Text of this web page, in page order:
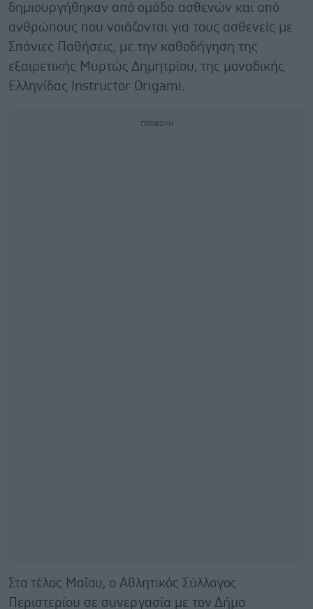
δημιουργήθηκαν από ομάδα ασθενών και από
ανθρώπους που νοιάζονται για τους ασθενείς με
Σπάνιες Παθήσεις, με την καθοδήγηση της
εξαιρετικής Μυρτώς Δημητρίου, της μοναδικής
Ελληνίδας Instructor Origami.
Στο τέλος Μαΐου, ο Αθλητικός Σύλλογος
Περιστερίου σε συνεργασία με τον Δήμο